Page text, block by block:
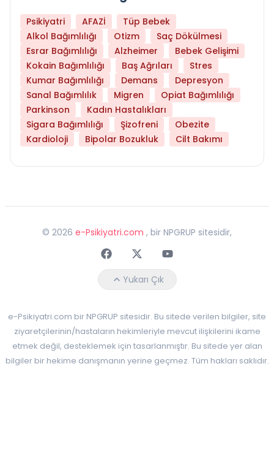
Psikiyatri AFAZİ
Tüp Bebek
Alkol Bağımlılığı
Otizm
Saç Dökülmesi
Esrar Bağımlılığı
Alzheimer
Bebek Gelişimi
Kokain Bağımlılığı
Baş Ağrıları
Stres
Kumar Bağımlılığı
Demans
Depresyon
Sanal Bağımlılık
Migren
Opiat Bağımlılığı
Parkinson
Kadın Hastalıkları
Sigara Bağımlılığı
Şizofreni
Obezite
Kardioloji
Bipolar Bozukluk Cilt Bakımı
© 2026 e-Psikiyatri.com , bir NPGRUP sitesidir,
FaceebokTwitterYoutube
Yukarı Çık
e-Psikiyatri.com bir NPGRUP sitesidir. Bu sitede verilen bilgiler, site
ziyaretçilerinin/hastaların hekimleriyle mevcut ilişkilerini ikame
etmek değil, desteklemek için tasarlanmıştır. Bu sitede yer alan
bilgiler bir hekime danışmanın yerine geçmez. Tüm hakları saklıdır.